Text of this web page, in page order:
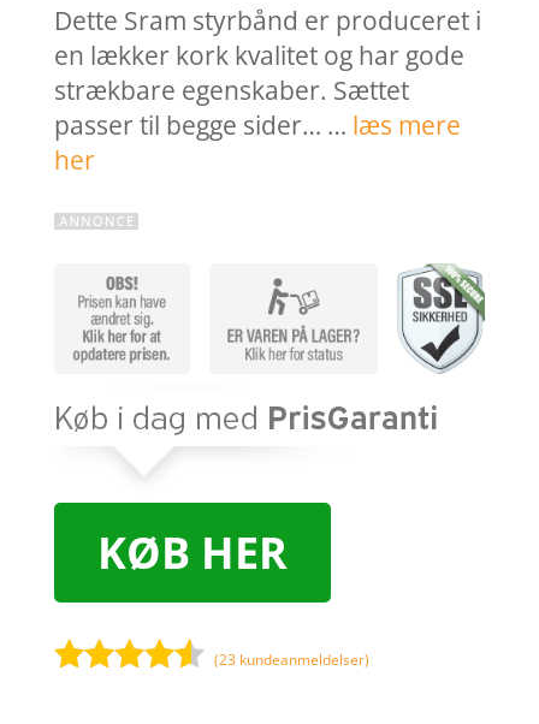
Dette Sram styrbånd er produceret i
en lækker kork kvalitet og har gode
strækbare egenskaber. Sættet
passer til begge sider… … læs mere
her
KØB HER
(23 kundeanmeldelser)